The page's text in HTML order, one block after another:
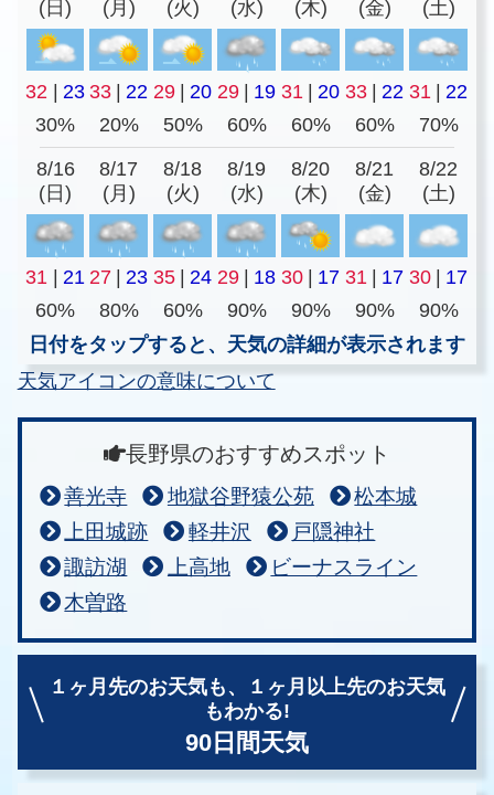
(日)
(月)
(火)
(水)
(木)
(金)
(土)
32 23 33 22 29 20 29 19 31 20 33 22 31
22
30%
20% 50% 60% 60% 60% 70%
8/16
(日)
8/17
(月)
8/18
(火)
8/19
(水)
8/20
(木)
8/21
(金)
8/22
(土)
31 21 27 23 35 24 29 18 30 17 31 17 30
17
60%
80% 60% 90% 90% 90%
90%
日付をタップすると、天気の詳細が表示されます
天気アイコンの意味について
長野県のおすすめスポット
善光寺 地獄谷野猿公苑
松本城
上田城跡
軽井沢
戸隠神社
諏訪湖
上高地
ビーナスライン
木曽路
１ヶ月先のお天気も、
１ヶ月以上先のお天気
もわかる!
90日間天気